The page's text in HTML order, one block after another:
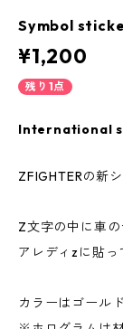
Symbol
¥1,200
残り1点
International
ZFIGHTERの新
Z文字の中に車
アレディzに貼っ
カラーはゴール